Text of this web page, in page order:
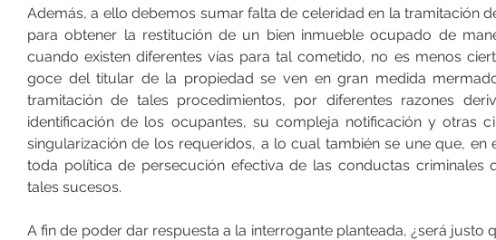
Además, a ello debemos sumar falta de celeridad en la tramitación
para obtener la restitución de un bien inmueble ocupado de
cuando existen diferentes vías para tal cometido, no es menos
goce del titular de la propiedad se ven en gran medida
tramitación de tales procedimientos, por diferentes razones
identificación de los ocupantes, su compleja notificación y otras
singularización de los requeridos, a lo cual también se une que, en
toda política de persecución efectiva de las conductas criminales
tales sucesos.
A fin de poder dar respuesta a la interrogante planteada, ¿será justo